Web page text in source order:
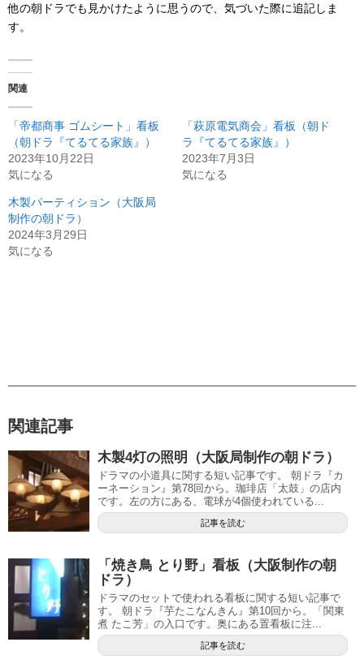
他の朝ドラでも見かけたように思うので、気づいた際に追記しま
す。
関連
「帝都商事 ゴムシート」看板
（朝ドラ『てるてる家族』）
2023年10月22日
気になる
「萩原電気商会」看板（朝ド
ラ『てるてる家族』）
2023年7月3日
気になる
木製パーティション（大阪局
制作の朝ドラ）
2024年3月29日
気になる
関連記事
木製4灯の照明（大阪局制作の朝ドラ）
ドラマの小道具に関する短い記事です。 朝ドラ『カ
ーネーション』第78回から。珈琲店「太鼓」の店内
です。左の方にある、電球が4個使われている...
記事を読む
「焼き鳥 とり野」看板（大阪制作の朝
ドラ）
ドラマのセットで使われる看板に関する短い記事で
す。 朝ドラ『芋たこなんきん』第10回から。「関東
煮 たこ芳」の入口です。奥にある置看板に注...
記事を読む